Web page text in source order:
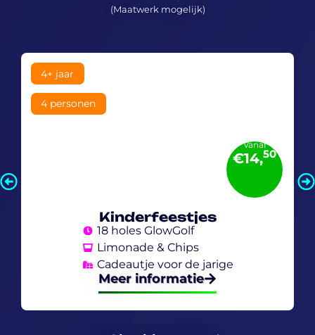
(Maatwerk mogelijk)
Vanaf
€14,50
4+ jaar
4 personen
Kinderfeestjes
18 holes GlowGolf
Limonade & Chips
Cadeautje voor de jarige
Meer informatie